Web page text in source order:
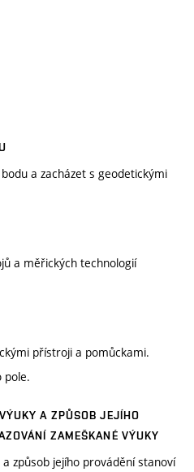
a zacházet s geodetickými
a měřických technologií
přístroji a pomůckami.
pole.
A ZPŮSOB JEJÍHO
ZAMEŠKANÉ VÝUKY
způsob jejího provádění stanoví